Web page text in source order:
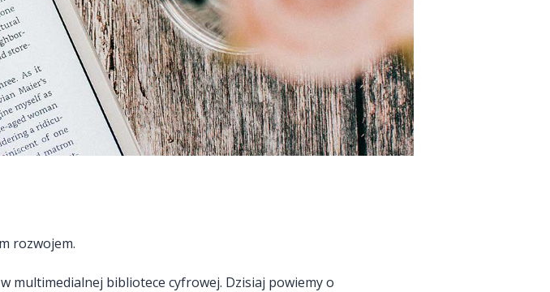
rozwojem.
multimedialnej bibliotece cyfrowej. Dzisiaj powiemy o